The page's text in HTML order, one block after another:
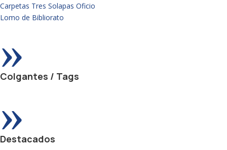
Carpetas Tres Solapas Oficio
Lomo de Bibliorato
»
Colgantes / Tags
»
Destacados